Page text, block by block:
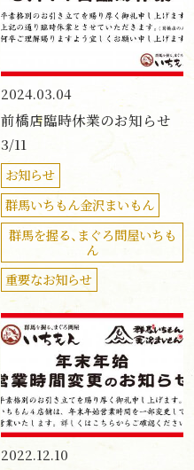
2024.03.04
前橋店臨時休業のお知らせ
3/11
お知らせ
群馬いちもん金沢まいもん
群馬を握る、まぐろ問屋いちも
ん
重要なお知らせ
2022.12.10